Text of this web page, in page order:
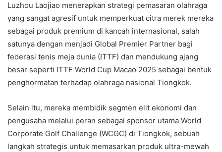
Luzhou Laojiao menerapkan strategi pemasaran olahraga
yang sangat agresif untuk memperkuat citra merek mereka
sebagai produk premium di kancah internasional, salah
satunya dengan menjadi Global Premier Partner bagi
federasi tenis meja dunia (ITTF) dan mendukung ajang
besar seperti ITTF World Cup Macao 2025 sebagai bentuk
penghormatan terhadap olahraga nasional Tiongkok.
Selain itu, mereka membidik segmen elit ekonomi dan
pengusaha melalui peran sebagai sponsor utama World
Corporate Golf Challenge (WCGC) di Tiongkok, sebuah
langkah strategis untuk memasarkan produk ultra-mewah